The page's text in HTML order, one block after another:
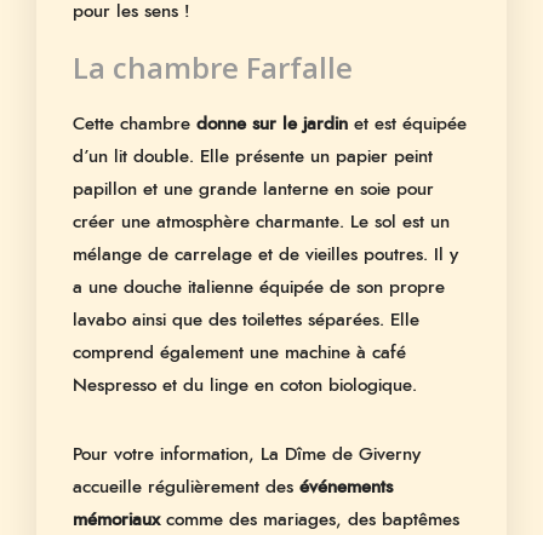
pour les sens !
La chambre Farfalle
Cette chambre donne sur le jardin et est équipée
d’un lit double. Elle présente un papier peint
papillon et une grande lanterne en soie pour
créer une atmosphère charmante. Le sol est un
mélange de carrelage et de vieilles poutres. Il y
a une douche italienne équipée de son propre
lavabo ainsi que des toilettes séparées. Elle
comprend également une machine à café
Nespresso et du linge en coton biologique.
Pour votre information, La Dîme de Giverny
accueille régulièrement des événements
mémoriaux comme des mariages, des baptêmes